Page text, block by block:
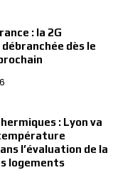
: la 2G
dès le
: Lyon va
l’évaluation de la
logements